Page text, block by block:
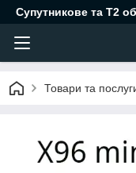
Супутникове та Т2
Товари та